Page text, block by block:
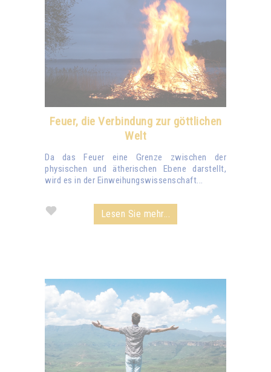
Feuer, die Verbindung zur göttlichen
Welt
Da das Feuer eine Grenze zwischen der
physischen und ätherischen Ebene darstellt,
wird es in der Einweihungswissenschaft...
Lesen Sie mehr...